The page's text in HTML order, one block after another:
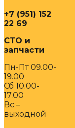
+7 (951) 152
22 69
СТО и
запчасти
Пн-Пт 09.00-
19.00
Сб 10.00-
17.00
Вс –
выходной